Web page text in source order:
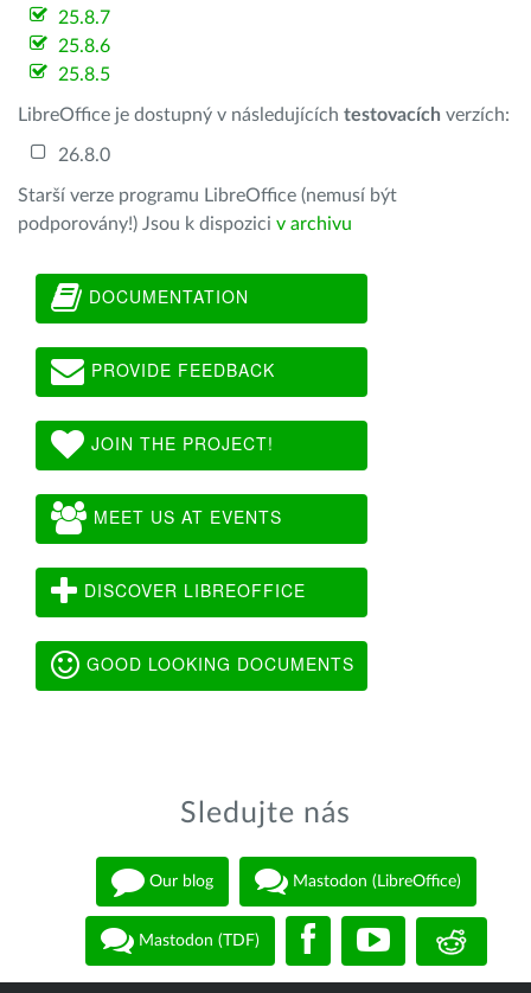
25.8.7
25.8.6
25.8.5
LibreOffice je dostupný v následujících testovacích verzích:
26.8.0
Starší verze programu LibreOffice (nemusí být
podporovány!) Jsou k dispozici v archivu
DOCUMENTATION
PROVIDE FEEDBACK
JOIN THE PROJECT!
MEET US AT EVENTS
DISCOVER LIBREOFFICE
GOOD LOOKING DOCUMENTS
Sledujte nás
Our blog Mastodon (LibreOffice)
Mastodon (TDF)